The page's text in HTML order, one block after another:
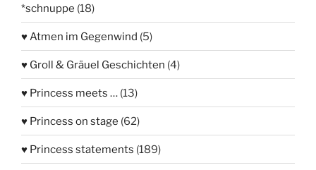
*schnuppe (18)
♥ Atmen im Gegenwind (5)
♥ Groll & Gräuel Geschichten (4)
♥ Princess meets … (13)
♥ Princess on stage (62)
♥ Princess statements (189)